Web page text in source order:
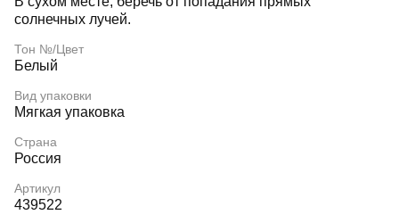
солнечных лучей.
Тон №/Цвет
Белый
Вид упаковки
Мягкая упаковка
Страна
Россия
Артикул
439522